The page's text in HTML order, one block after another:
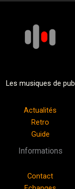
Les musiques de pub
Actualités
Retro
Guide
Informations
Contact